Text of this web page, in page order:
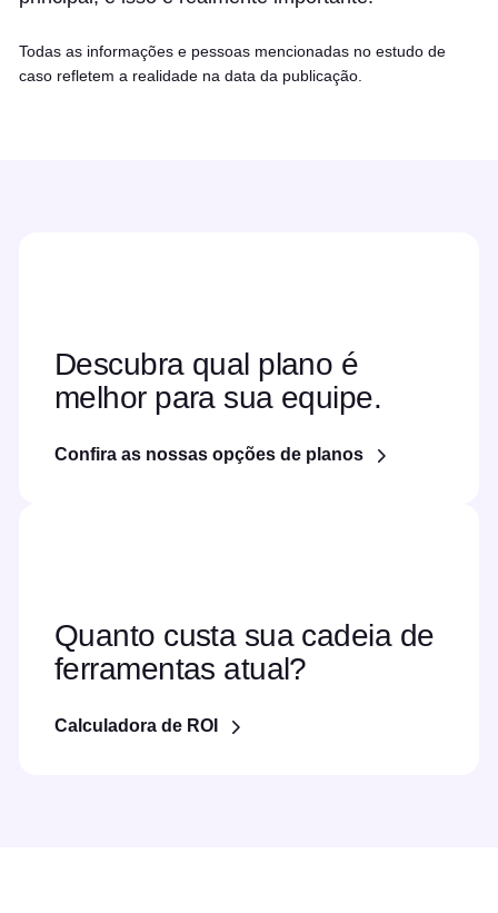
Todas as informações e pessoas mencionadas no estudo de
caso refletem a realidade na data da publicação.
Descubra qual plano é
melhor para sua equipe.
Confira as nossas opções de planos
Quanto custa sua cadeia de
ferramentas atual?
Calculadora de ROI